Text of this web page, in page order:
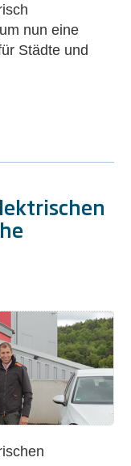
nun eine
Städte und